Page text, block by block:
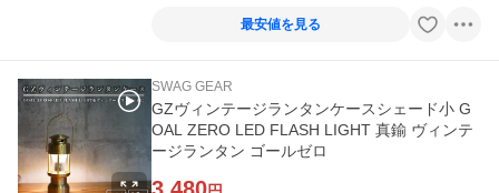
最安値を見る
SWAG GEAR
GZヴィンテージランタンケースシェード小 G
OAL ZERO LED FLASH LIGHT 真鍮 ヴィンテ
ージランタン ゴールゼロ